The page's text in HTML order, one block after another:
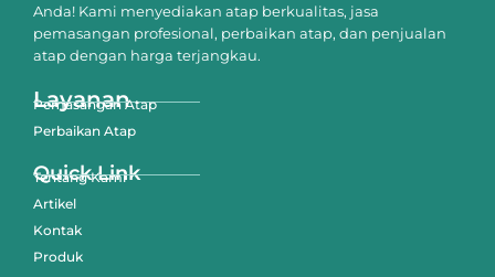
Anda! Kami menyediakan atap berkualitas, jasa
pemasangan profesional, perbaikan atap, dan penjualan
atap dengan harga terjangkau.
Layanan
Pemasangan Atap
Perbaikan Atap
Quick Link
Tentang Kami
Artikel
Kontak
Produk